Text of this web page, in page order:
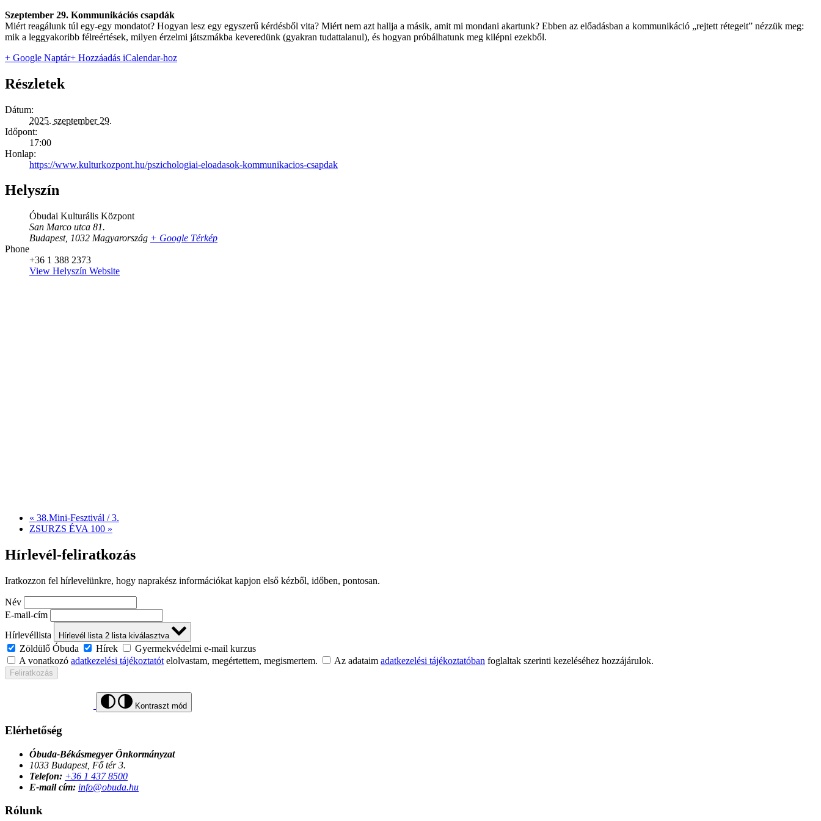
Szeptember 29. Kommunikációs csapdák
Miért reagálunk túl egy-egy mondatot? Hogyan lesz egy egyszerű kérdésből vita? Miért nem azt hallja a másik, amit mi mondani akartunk? Ebben az előadásban a kommunikáció „rejtett rétegeit” nézzük meg:
mik a leggyakoribb félreértések, milyen érzelmi játszmákba keveredünk (gyakran tudattalanul), és hogyan próbálhatunk meg kilépni ezekből.
+ Google Naptár+ Hozzáadás iCalendar-hoz
Részletek
Dátum:
2025. szeptember 29.
Időpont:
17:00
Honlap:
https://www.kulturkozpont.hu/pszichologiai-eloadasok-kommunikacios-csapdak
Helyszín
Óbudai Kulturális Központ
San Marco utca 81.
Budapest, 1032 Magyarország + Google Térkép
Phone
+36 1 388 2373
View Helyszín Website
« 38.Mini-Fesztivál / 3.
ZSURZS ÉVA 100 »
Hírlevél-feliratkozás
Iratkozzon fel hírlevelünkre, hogy naprakész információkat kapjon első kézből, időben, pontosan.
Név
E-mail-cím
Hírlevéllista
Hírlevél lista 2 lista kiválasztva
Zöldülő Óbuda Hírek
Gyermekvédelmi e-mail kurzus
A vonatkozó adatkezelési tájékoztatót elolvastam, megértettem, megismertem. Az adataim adatkezelési tájékoztatóban foglaltak szerinti kezeléséhez hozzájárulok.
Feliratkozás
Kontraszt mód
Elérhetőség
Óbuda-Békásmegyer Önkormányzat
1033 Budapest, Fő tér 3.
Telefon: +36 1 437 8500
E-mail cím: info@obuda.hu
Rólunk